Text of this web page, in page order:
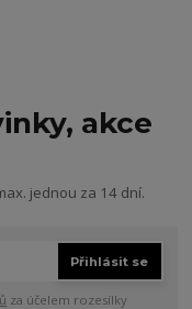
akce
jednou za 14 dní.
Přihlásit se
za účelem rozesílky